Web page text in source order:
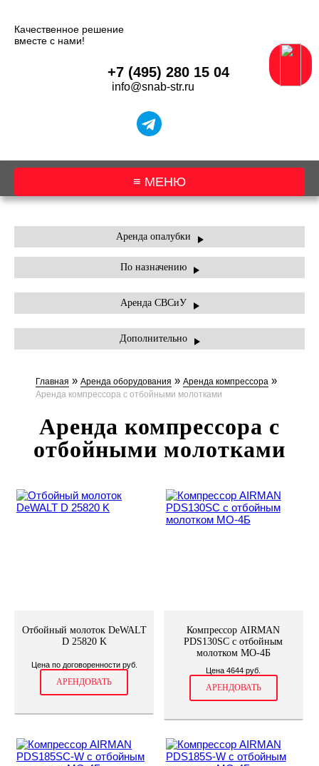
Качественное решение
вместе с нами!
+7 (495) 280 15 04
info@snab-str.ru
≡ МЕНЮ
О КОМПАНИИ
АРЕНДА ОБОРУДОВАНИЯ
АРЕНДА ТЕХНИКИ
АКЦИИ
Аренда опалубки
По назначению
Аренда СВСиУ
Дополнительно
Главная » Аренда оборудования » Аренда компрессора »
Аренда компрессора с отбойными молотками
Аренда компрессора с
отбойными молотками
Отбойный молоток DeWALT
D 25820 K
Цена по договоренности руб.
АРЕНДОВАТЬ
Компрессор AIRMAN
PDS130SC с отбойным
молотком МО-4Б
Цена 4644 руб.
АРЕНДОВАТЬ